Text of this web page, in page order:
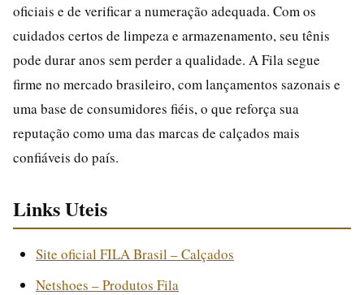
oficiais e de verificar a numeração adequada. Com os
cuidados certos de limpeza e armazenamento, seu tênis
pode durar anos sem perder a qualidade. A Fila segue
firme no mercado brasileiro, com lançamentos sazonais e
uma base de consumidores fiéis, o que reforça sua
reputação como uma das marcas de calçados mais
confiáveis do país.
Links Uteis
Site oficial FILA Brasil – Calçados
Netshoes – Produtos Fila